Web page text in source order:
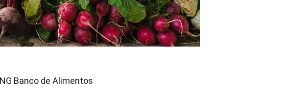
Banco de Alimentos